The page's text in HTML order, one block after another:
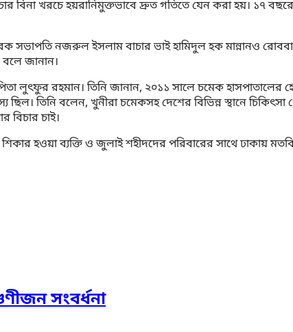
বিনা খরচে হয়রানিমুক্তভাবে দ্রুত গতিতে যেন করা হয়। ১৭
নজরুল ইসলাম বাচার ভাই হামিদুল হক মান্নানও
জানান।
রহমান। তিনি জানান, ২০১১ সালে চমেক হাসপাতালের
ছিল। তিনি বলেন, খুনীরা চমেকসহ দেশের বিভিন্ন স্থানে
বিচার চাই।
হওয়া ব্যক্তি ও জুলাই শহীদদের পরিবারের সাথে ঢাকায়
সংবর্ধনা